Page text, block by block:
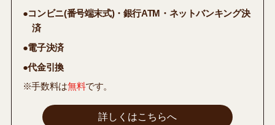
●コンビニ(番号端末式)・銀行ATM・ネットバンキング決
済
●電子決済
●代金引換
※手数料は無料です。
詳しくはこちらへ